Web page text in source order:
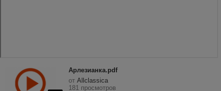
Арлезианка.pdf
от Allclassica
181 просмотров